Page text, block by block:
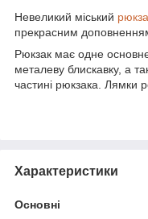
Невеликий міський
прекрасним
Рюкзак має одне
металеву блискавку, а
частині рюкзака. Лямки
Характеристики
Основні